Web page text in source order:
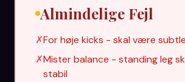
Almindelige Fejl
✗For høje kicks - skal være subtle
✗Mister balance - standing leg
stabil